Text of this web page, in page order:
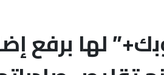
لها برفع